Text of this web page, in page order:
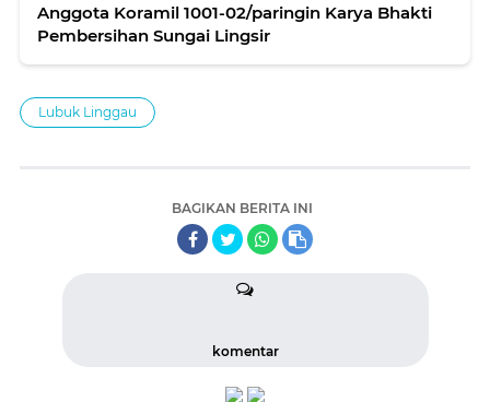
Anggota Koramil 1001-02/paringin Karya Bhakti
Pembersihan Sungai Lingsir
Lubuk Linggau
BAGIKAN BERITA INI
komentar